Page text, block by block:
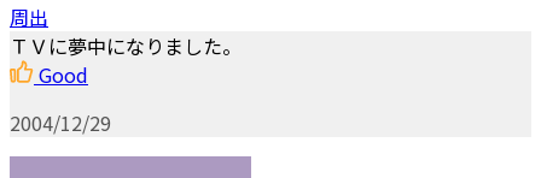
周出
ＴＶに夢中になりました。
Good
2004/12/29